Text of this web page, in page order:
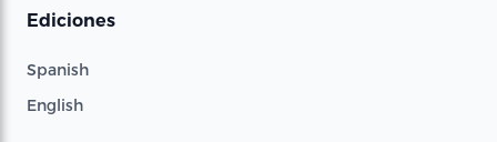
Ediciones
Spanish
English